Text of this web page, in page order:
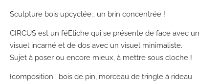
Sculpture bois upcyclée… un brin concentrée !
CIRCUS est un féEtiche qui se présente de face avec un
visuel incarné et de dos avec un visuel minimaliste.
Sujet à poser ou encore mieux, à mettre sous cloche !
{composition : bois de pin, morceau de tringle à rideau